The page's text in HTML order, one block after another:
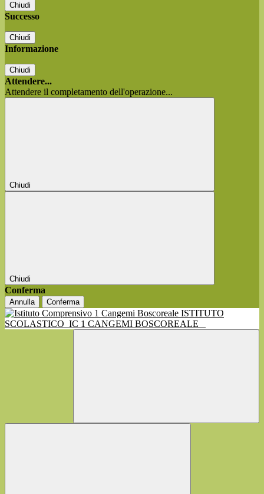
Chiudi
Successo
Chiudi
Informazione
Chiudi
Attendere...
Attendere il completamento dell'operazione...
Chiudi
Chiudi
Conferma
Annulla Conferma
ISTITUTO
SCOLASTICO IC 1 CANGEMI BOSCOREALE